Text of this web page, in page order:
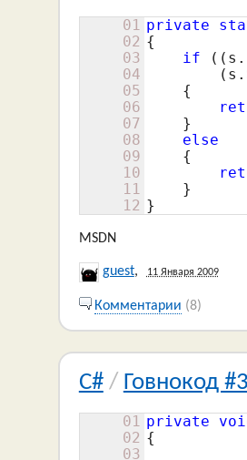
01
02
03
04
05
06
07
08
09
10
11
12
private
{
if
    {
    }
else
    {
    }
}
MSDN
guest, 11 Января 2009
Комментарии (8)
C#/ Говнокод
01
02
03
private
{